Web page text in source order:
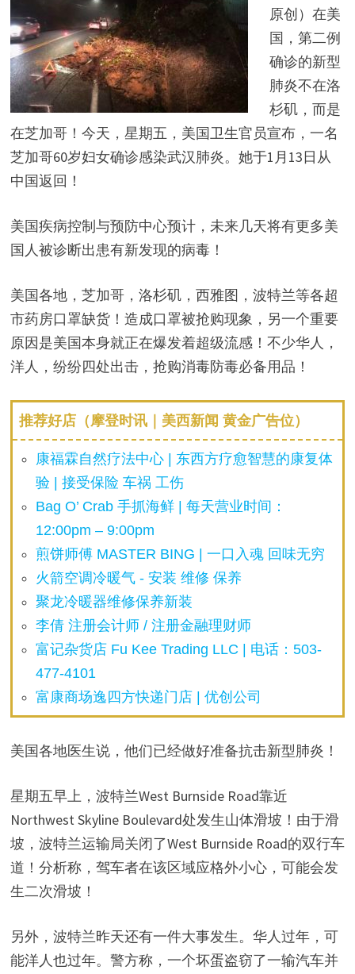
原创）在美
国，第二例
确诊的新型
肺炎不在洛
杉矶，而是
在芝加哥！今天，星期五，美国卫生官员宣布，一名
芝加哥60岁妇女确诊感染武汉肺炎。她于1月13日从
中国返回！
美国疾病控制与预防中心预计，未来几天将有更多美
国人被诊断出患有新发现的病毒！
美国各地，芝加哥，洛杉矶，西雅图，波特兰等各超
市药房口罩缺货！造成口罩被抢购现象，另一个重要
原因是美国本身就正在爆发着超级流感！不少华人，
洋人，纷纷四处出击，抢购消毒防毒必备用品！
推荐好店（摩登时讯｜美西新闻 黄金广告位）
康福霖自然疗法中心 | 东西方疗愈智慧的康复体
验 | 接受保险 车祸 工伤
Bag O’ Crab 手抓海鲜 | 每天营业时间：
12:00pm – 9:00pm
煎饼师傅 MASTER BING | 一口入魂 回味无穷
火箭空调冷暖气 - 安装 维修 保养
聚龙冷暖器维修保养新装
李倩 注册会计师 / 注册金融理财师
富记杂货店 Fu Kee Trading LLC | 电话：503-
477-4101
富康商场逸四方快递门店 | 优创公司
美国各地医生说，他们已经做好准备抗击新型肺炎！
星期五早上，波特兰West Burnside Road靠近
Northwest Skyline Boulevard处发生山体滑坡！由于滑
坡，波特兰运输局关闭了West Burnside Road的双行车
道！分析称，驾车者在该区域应格外小心，可能会发
生二次滑坡！
另外，波特兰昨天还有一件大事发生。华人过年，可
能洋人也过年。警方称，一个坏蛋盗窃了一输汽车并